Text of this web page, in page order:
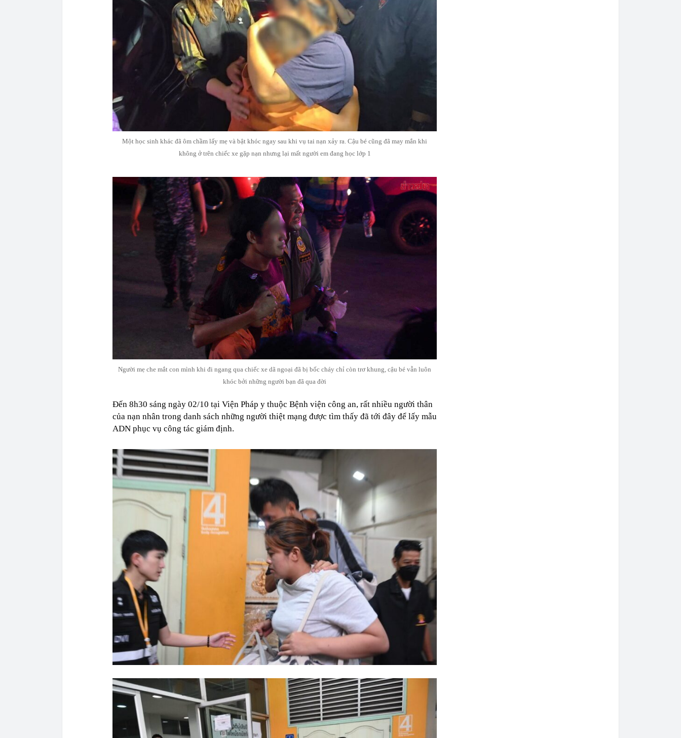
Một học sinh khác đã ôm chầm lấy mẹ và bật khóc ngay sau khi vụ tai nạn xảy ra. Cậu bé cũng đã may mắn khi
không ở trên chiếc xe gặp nạn nhưng lại mất người em đang học lớp 1
Người mẹ che mắt con mình khi đi ngang qua chiếc xe dã ngoại đã bị bốc cháy chỉ còn trơ khung, cậu bé vẫn luôn
khóc bởi những người bạn đã qua đời
Đến 8h30 sáng ngày 02/10 tại Viện Pháp y thuộc Bệnh viện công an, rất nhiều người thân
của nạn nhân trong danh sách những người thiệt mạng được tìm thấy đã tới đây để lấy mẫu
ADN phục vụ công tác giám định.